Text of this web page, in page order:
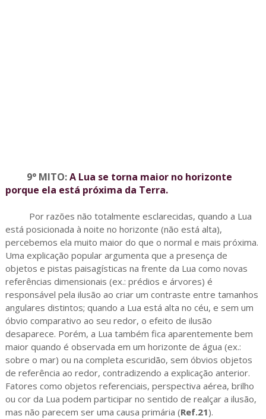
9° MITO:A Lua se torna maior no horizonte
porque ela está próxima da Terra.
Por razões não totalmente esclarecidas, quando a Lua
está posicionada à noite no horizonte (não está alta),
percebemos ela muito maior do que o normal e mais próxima.
Uma explicação popular argumenta que a presença de
objetos e pistas paisagísticas na frente da Lua como novas
referências dimensionais (ex.: prédios e árvores) é
responsável pela ilusão ao criar um contraste entre tamanhos
angulares distintos; quando a Lua está alta no céu, e sem um
óbvio comparativo ao seu redor, o efeito de ilusão
desaparece. Porém, a Lua também fica aparentemente bem
maior quando é observada em um horizonte de água (ex.:
sobre o mar) ou na completa escuridão, sem óbvios objetos
de referência ao redor, contradizendo a explicação anterior.
Fatores como objetos referenciais, perspectiva aérea, brilho
ou cor da Lua podem participar no sentido de realçar a ilusão,
mas não parecem ser uma causa primária (Ref.21).